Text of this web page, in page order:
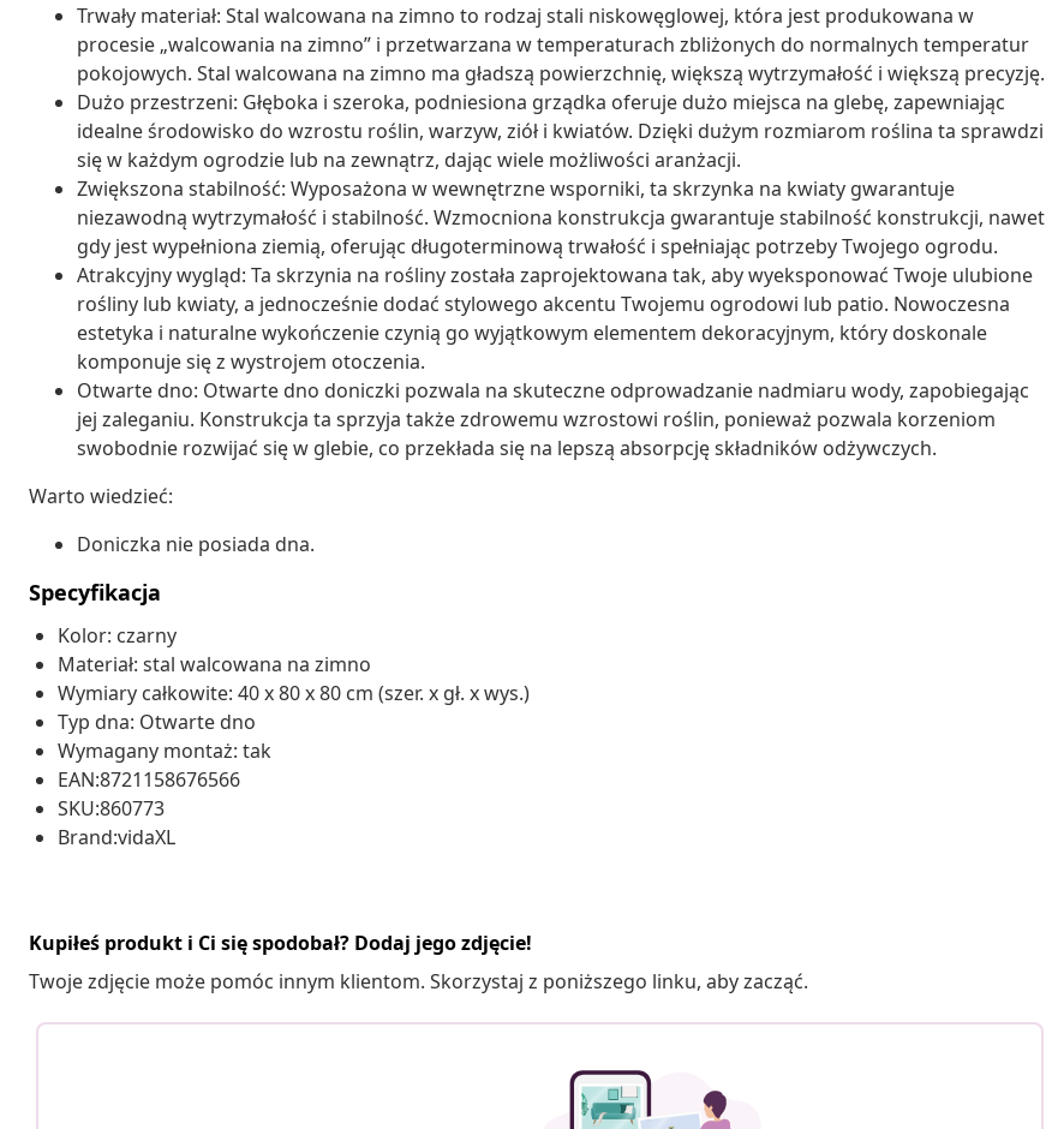
Trwały materiał: Stal walcowana na zimno to rodzaj stali niskowęglowej, która jest produkowana w
procesie „walcowania na zimno” i przetwarzana w temperaturach zbliżonych do normalnych temperatur
pokojowych. Stal walcowana na zimno ma gładszą powierzchnię, większą wytrzymałość i większą precyzję.
Dużo przestrzeni: Głęboka i szeroka, podniesiona grządka oferuje dużo miejsca na glebę, zapewniając
idealne środowisko do wzrostu roślin, warzyw, ziół i kwiatów. Dzięki dużym rozmiarom roślina ta sprawdzi
się w każdym ogrodzie lub na zewnątrz, dając wiele możliwości aranżacji.
Zwiększona stabilność: Wyposażona w wewnętrzne wsporniki, ta skrzynka na kwiaty gwarantuje
niezawodną wytrzymałość i stabilność. Wzmocniona konstrukcja gwarantuje stabilność konstrukcji, nawet
gdy jest wypełniona ziemią, oferując długoterminową trwałość i spełniając potrzeby Twojego ogrodu.
Atrakcyjny wygląd: Ta skrzynia na rośliny została zaprojektowana tak, aby wyeksponować Twoje ulubione
rośliny lub kwiaty, a jednocześnie dodać stylowego akcentu Twojemu ogrodowi lub patio. Nowoczesna
estetyka i naturalne wykończenie czynią go wyjątkowym elementem dekoracyjnym, który doskonale
komponuje się z wystrojem otoczenia.
Otwarte dno: Otwarte dno doniczki pozwala na skuteczne odprowadzanie nadmiaru wody, zapobiegając
jej zaleganiu. Konstrukcja ta sprzyja także zdrowemu wzrostowi roślin, ponieważ pozwala korzeniom
swobodnie rozwijać się w glebie, co przekłada się na lepszą absorpcję składników odżywczych.
Warto wiedzieć:
Doniczka nie posiada dna.
Specyfikacja
Kolor: czarny
Materiał: stal walcowana na zimno
Wymiary całkowite: 40 x 80 x 80 cm (szer. x gł. x wys.)
Typ dna: Otwarte dno
Wymagany montaż: tak
EAN:8721158676566
SKU:860773
Brand:vidaXL
Kupiłeś produkt i Ci się spodobał? Dodaj jego zdjęcie!
Twoje zdjęcie może pomóc innym klientom. Skorzystaj z poniższego linku, aby zacząć.